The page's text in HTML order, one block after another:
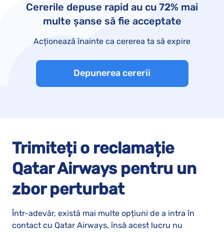
Cererile depuse rapid au cu 72% mai
multe șanse să fie acceptate
Acționează înainte ca cererea ta să expire
Depunerea cererii
Trimiteți o reclamație
Qatar Airways pentru un
zbor perturbat
Într-adevăr, există mai multe opțiuni de a intra în
contact cu Qatar Airways, însă acest lucru nu